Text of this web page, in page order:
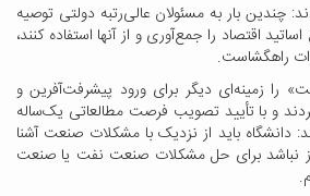
چندین بار به مسئولان عالی‌رتبه دولتی توصیه
اقتصاد را جمع‌آوری و از آنها استفاده کنند،
راهگشاست.
را زمینه‌ای دیگر برای ورود پیشرفت‌آفرین و
و با تأیید تصویب فرصت مطالعاتی یک‌ساله
دانشگاه باید از نزدیک با مشکلات صنعت آشنا
نباشد برای حل مشکلات صنعت نفت یا صنعت
.